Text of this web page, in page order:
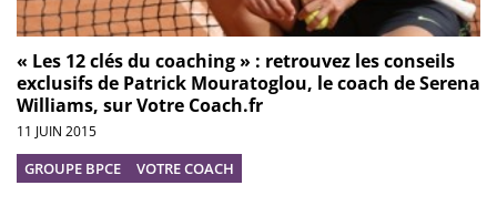
« Les 12 clés du coaching » : retrouvez les conseils
exclusifs de Patrick Mouratoglou, le coach de Serena
Williams, sur Votre Coach.fr
11 JUIN 2015
GROUPE BPCE VOTRE COACH